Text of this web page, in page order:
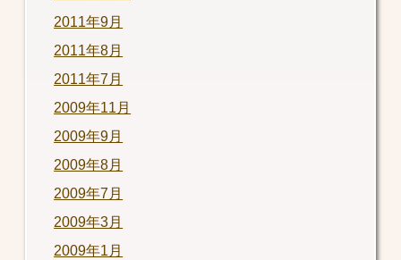
2011年9月
2011年8月
2011年7月
2009年11月
2009年9月
2009年8月
2009年7月
2009年3月
2009年1月